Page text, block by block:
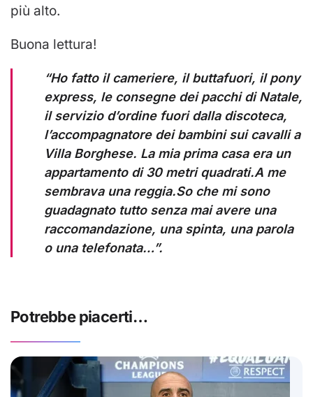
più alto.
Buona lettura!
“Ho fatto il cameriere, il buttafuori, il pony
express, le consegne dei pacchi di Natale,
il servizio d’ordine fuori dalla discoteca,
l’accompagnatore dei bambini sui cavalli a
Villa Borghese. La mia prima casa era un
appartamento di 30 metri quadrati.A me
sembrava una reggia.So che mi sono
guadagnato tutto senza mai avere una
raccomandazione, una spinta, una parola
o una telefonata…”.
Potrebbe piacerti…